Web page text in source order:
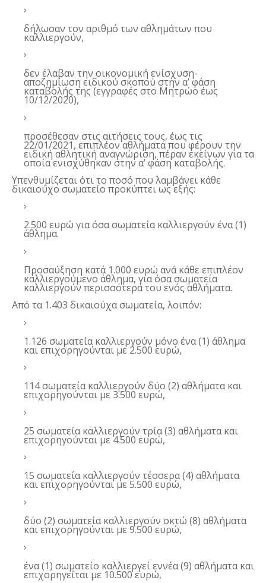
δήλωσαν τον αριθμό των αθλημάτων που
καλλιεργούν,
δεν έλαβαν την οικονομική ενίσχυση-
αποζημίωση ειδικού σκοπού στην α’ φάση
καταβολής της (εγγραφές στο Μητρώο έως
10/12/2020),
προσέθεσαν στις αιτήσεις τους, έως τις
22/01/2021, επιπλέον αθλήματα που φέρουν την
ειδική αθλητική αναγνώριση, πέραν εκείνων για τα
οποία ενισχύθηκαν στην α’ φάση καταβολής.
Υπενθυμίζεται ότι το ποσό που λαμβάνει κάθε
δικαιούχο σωματείο προκύπτει ως εξής:
2.500 ευρώ για όσα σωματεία καλλιεργούν ένα (1)
άθλημα.
Προσαύξηση κατά 1.000 ευρώ ανά κάθε επιπλέον
καλλιεργούμενο άθλημα, για όσα σωματεία
καλλιεργούν περισσότερα του ενός αθλήματα.
Από τα 1.403 δικαιούχα σωματεία, λοιπόν:
1.126 σωματεία καλλιεργούν μόνο ένα (1) άθλημα
και επιχορηγούνται με 2.500 ευρώ,
114 σωματεία καλλιεργούν δύο (2) αθλήματα και
επιχορηγούνται με 3.500 ευρώ,
25 σωματεία καλλιεργούν τρία (3) αθλήματα και
επιχορηγούνται με 4.500 ευρώ,
15 σωματεία καλλιεργούν τέσσερα (4) αθλήματα
και επιχορηγούνται με 5.500 ευρώ,
δύο (2) σωματεία καλλιεργούν οκτώ (8) αθλήματα
και επιχορηγούνται με 9.500 ευρώ,
ένα (1) σωματείο καλλιεργεί εννέα (9) αθλήματα και
επιχορηγείται με 10.500 ευρώ,